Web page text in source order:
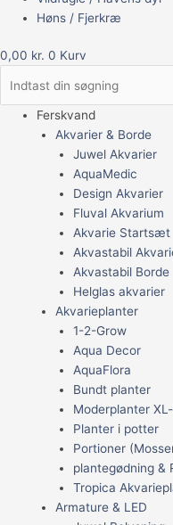
Høns / Fjerkræ
0,00 kr. 0 Kurv
Ferskvand
Akvarier & Borde
Juwel Akvarier
AquaMedic
Design Akvarier
Fluval Akvarium
Akvarie Startsæt
Akvastabil
Akvastabil Borde
Helglas akvarier
Akvarieplanter
1-2-Grow
Aqua Decor
AquaFlora
Bundt planter
Moderplanter
Planter i potter
Portioner
plantegødning &
Tropica
Armature & LED